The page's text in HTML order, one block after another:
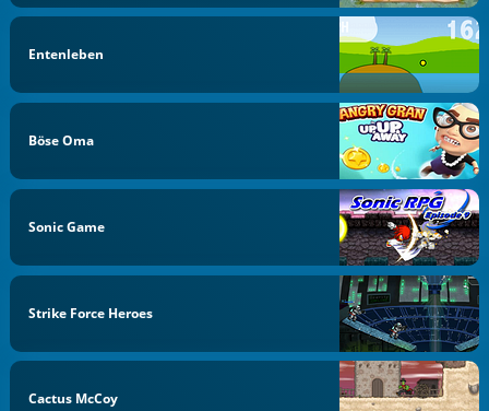
Entenleben
Böse Oma
Sonic Game
Strike Force Heroes
Cactus McCoy